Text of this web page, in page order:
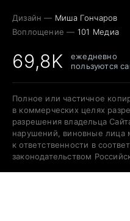
Дизайн — Миша Гончаров
Воплощение — 101 Медиа
69,8K
ежедневно
пользуются
Полное или частичное
в коммерческих целях
разрешения владельца
нарушений, виновные лица
к ответственности в
законодательством